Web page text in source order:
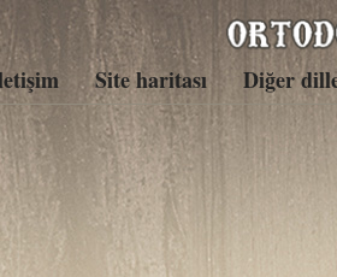
Site haritası Diğer